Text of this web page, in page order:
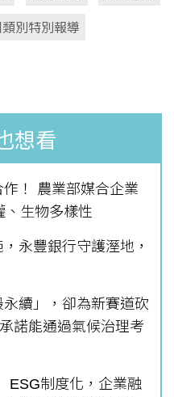
別特別報導
想看
！ 農業部媒合企業
、生物多樣性
永豐銀行守護溼地，
續」，卻為新賽道砍
諾能通過氣候治理考
ESG制度化，企業融